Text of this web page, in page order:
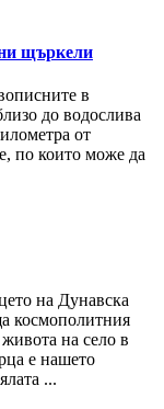
щъркели
в
до водослива
от
по които може да
на Дунавска
космополитния
на село в
е нашето
...